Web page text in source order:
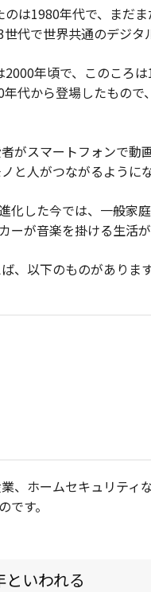
は1980年代で、まだ
代で世界共通のデジタ
年頃で、このころ
代から登場したもの
がスマートフォンで
と人がつながるようにな
化した今では、一般家
ーが音楽を掛ける生活
、以下のものがあります
、ホームセキュリティ
す。
といわれる